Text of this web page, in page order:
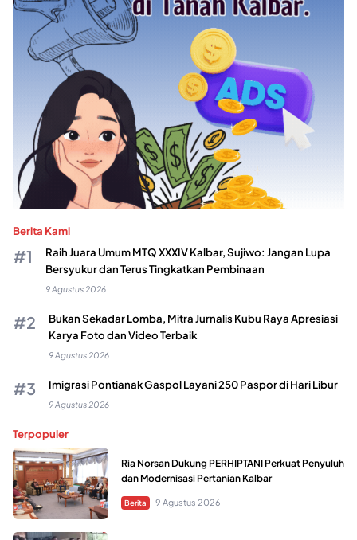
Berita Kami
Raih Juara Umum MTQ XXXIV Kalbar, Sujiwo: Jangan Lupa
Bersyukur dan Terus Tingkatkan Pembinaan
9 Agustus 2026
Bukan Sekadar Lomba, Mitra Jurnalis Kubu Raya Apresiasi
Karya Foto dan Video Terbaik
9 Agustus 2026
Imigrasi Pontianak Gaspol Layani 250 Paspor di Hari Libur
9 Agustus 2026
Terpopuler
Ria Norsan Dukung PERHIPTANI Perkuat Penyuluh
dan Modernisasi Pertanian Kalbar
Berita 9 Agustus 2026